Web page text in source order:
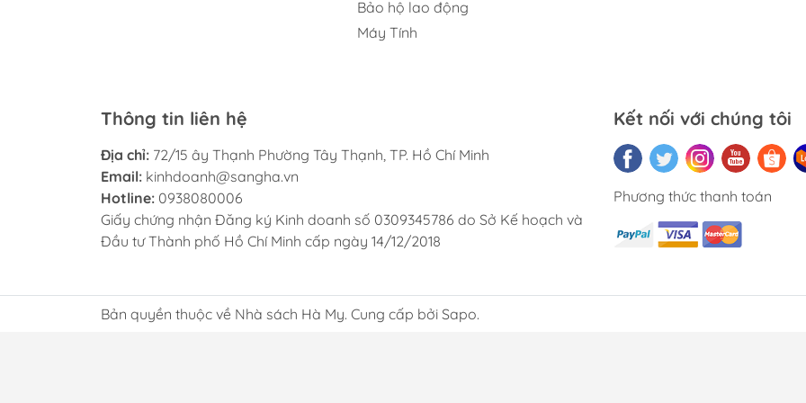
Bảo hộ lao động
Máy Tính
Thông tin liên hệ
Địa chỉ: 72/15 ây Thạnh Phường Tây Thạnh, TP. Hồ Chí Minh
Email: kinhdoanh@sangha.vn
Hotline: 0938080006
Giấy chứng nhận Đăng ký Kinh doanh số 0309345786 do Sở Kế hoạch và
Đầu tư Thành phố Hồ Chí Minh cấp ngày 14/12/2018
Kết nối với chúng tôi
Phương thức thanh toán
Bản quyền thuộc về Nhà sách Hà My. Cung cấp bởi Sapo.